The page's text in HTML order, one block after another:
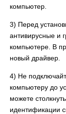
компьютер.
3) Перед
антивирусные и
компьютере. В
новый драйвер.
4) Не
компьютеру до
можете
идентификации